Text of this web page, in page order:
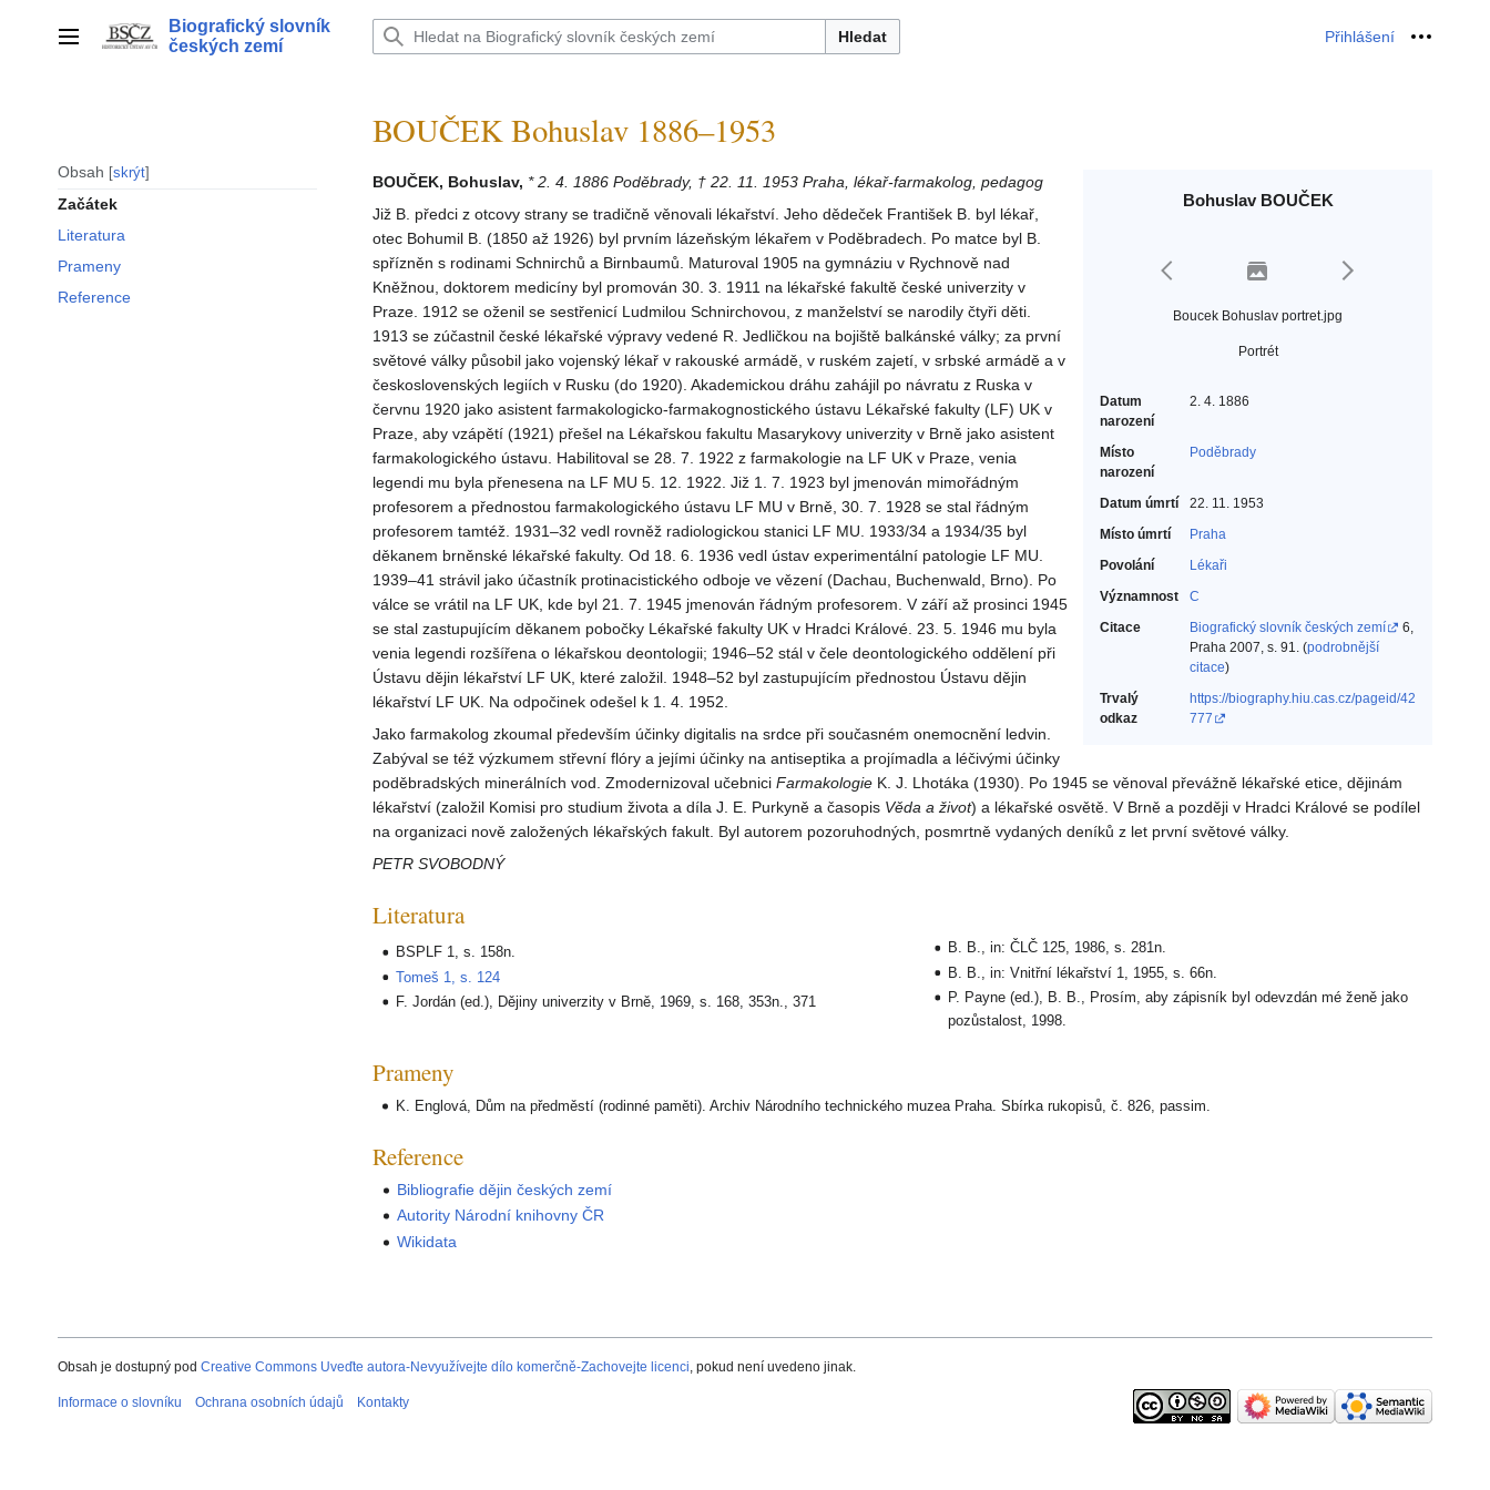
Hlavní menu
Biografický slovník
českých zemí
Hledat Přihlášení Osobní
Obsah skrýt
Začátek
Literatura
Prameny
Reference
BOUČEK Bohuslav 1886–1953
Bohuslav BOUČEK
Boucek Bohuslav portret.jpg
Portrét
Datum
narození
2. 4. 1886
Místo
narození
Poděbrady
Datum úmrtí
22. 11. 1953
Místo úmrtí
Praha
Povolání
Lékaři‎
Významnost
C
Citace
Biografický slovník českých zemí
6,
Praha 2007, s. 91. (podrobnější
citace)
Trvalý
odkaz
https://biography.hiu.cas.cz/pageid/42
777
BOUČEK, Bohuslav, * 2. 4. 1886 Poděbrady, † 22. 11. 1953 Praha, lékař-farmakolog, pedagog
Již B. předci z otcovy strany se tradičně věnovali lékařství. Jeho dědeček František B. byl lékař,
otec Bohumil B. (1850 až 1926) byl prvním lázeňským lékařem v Poděbradech. Po matce byl B.
spřízněn s rodinami Schnirchů a Birnbaumů. Maturoval 1905 na gymnáziu v Rychnově nad
Kněžnou, doktorem medicíny byl promován 30. 3. 1911 na lékařské fakultě české univerzity v
Praze. 1912 se oženil se sestřenicí Ludmilou Schnirchovou, z manželství se narodily čtyři děti.
1913 se zúčastnil české lékařské výpravy vedené R. Jedličkou na bojiště balkánské války; za první
světové války působil jako vojenský lékař v rakouské armádě, v ruském zajetí, v srbské armádě a v
československých legiích v Rusku (do 1920). Akademickou dráhu zahájil po návratu z Ruska v
červnu 1920 jako asistent farmakologicko-farmakognostického ústavu Lékařské fakulty (LF) UK v
Praze, aby vzápětí (1921) přešel na Lékařskou fakultu Masarykovy univerzity v Brně jako asistent
farmakologického ústavu. Habilitoval se 28. 7. 1922 z farmakologie na LF UK v Praze, venia
legendi mu byla přenesena na LF MU 5. 12. 1922. Již 1. 7. 1923 byl jmenován mimořádným
profesorem a přednostou farmakologického ústavu LF MU v Brně, 30. 7. 1928 se stal řádným
profesorem tamtéž. 1931–32 vedl rovněž radiologickou stanici LF MU. 1933/34 a 1934/35 byl
děkanem brněnské lékařské fakulty. Od 18. 6. 1936 vedl ústav experimentální patologie LF MU.
1939–41 strávil jako účastník protinacistického odboje ve vězení (Dachau, Buchenwald, Brno). Po
válce se vrátil na LF UK, kde byl 21. 7. 1945 jmenován řádným profesorem. V září až prosinci 1945
se stal zastupujícím děkanem pobočky Lékařské fakulty UK v Hradci Králové. 23. 5. 1946 mu byla
venia legendi rozšířena o lékařskou deontologii; 1946–52 stál v čele deontologického oddělení při
Ústavu dějin lékařství LF UK, které založil. 1948–52 byl zastupujícím přednostou Ústavu dějin
lékařství LF UK. Na odpočinek odešel k 1. 4. 1952.
Jako farmakolog zkoumal především účinky digitalis na srdce při současném onemocnění ledvin.
Zabýval se též výzkumem střevní flóry a jejími účinky na antiseptika a projímadla a léčivými účinky
poděbradských minerálních vod. Zmodernizoval učebnici Farmakologie K. J. Lhotáka (1930). Po 1945 se věnoval převážně lékařské etice, dějinám
lékařství (založil Komisi pro studium života a díla J. E. Purkyně a časopis Věda a život) a lékařské osvětě. V Brně a později v Hradci Králové se podílel
na organizaci nově založených lékařských fakult. Byl autorem pozoruhodných, posmrtně vydaných deníků z let první světové války.
PETR SVOBODNÝ
Literatura
BSPLF 1, s. 158n.
Tomeš 1, s. 124
F. Jordán (ed.), Dějiny univerzity v Brně, 1969, s. 168, 353n., 371
B. B., in: ČLČ 125, 1986, s. 281n.
B. B., in: Vnitřní lékařství 1, 1955, s. 66n.
P. Payne (ed.), B. B., Prosím, aby zápisník byl odevzdán mé ženě jako
pozůstalost, 1998.
Prameny
K. Englová, Dům na předměstí (rodinné paměti). Archiv Národního technického muzea Praha. Sbírka rukopisů, č. 826, passim.
Reference
Bibliografie dějin českých zemí
Autority Národní knihovny ČR
Wikidata
Obsah je dostupný pod Creative Commons Uveďte autora-Nevyužívejte dílo komerčně-Zachovejte licenci, pokud není uvedeno jinak.
Informace o slovníku Ochrana osobních údajů Kontakty